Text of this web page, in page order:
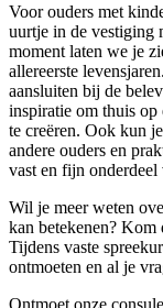
Voor ouders met
uurtje in de vestiging
moment laten we je
allereerste
aansluiten bij de
inspiratie om thuis op
te creëren. Ook kun
andere ouders en
vast en fijn onderdeel
Wil je meer weten
kan betekenen? Kom
Tijdens vaste
ontmoeten en al je
Ontmoet onze